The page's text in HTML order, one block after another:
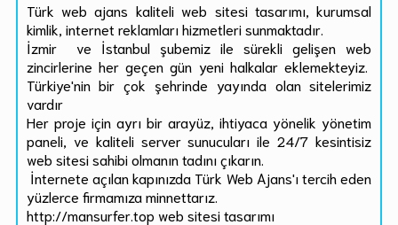
Türk web ajans kaliteli web sitesi tasarımı, kurumsal
kimlik, internet reklamları hizmetleri sunmaktadır.
İzmir ve İstanbul şubemiz ile sürekli gelişen web
zincirlerine her geçen gün yeni halkalar eklemekteyiz.
Türkiye'nin bir çok şehrinde yayında olan sitelerimiz
vardır
Her proje için ayrı bir arayüz, ihtiyaca yönelik yönetim
paneli, ve kaliteli server sunucuları ile 24/7 kesintisiz
web sitesi sahibi olmanın tadını çıkarın.
İnternete açılan kapınızda Türk Web Ajans'ı tercih eden
yüzlerce firmamıza minnettarız.
http://mansurfer.top web sitesi tasarımı